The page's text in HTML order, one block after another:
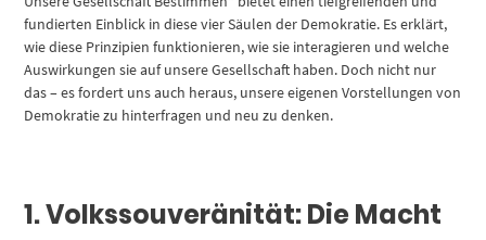
fundierten Einblick in diese vier Säulen der Demokratie. Es erklärt,
wie diese Prinzipien funktionieren, wie sie interagieren und welche
Auswirkungen sie auf unsere Gesellschaft haben. Doch nicht nur
das – es fordert uns auch heraus, unsere eigenen Vorstellungen von
Demokratie zu hinterfragen und neu zu denken.
1. Volkssouveränität: Die Macht